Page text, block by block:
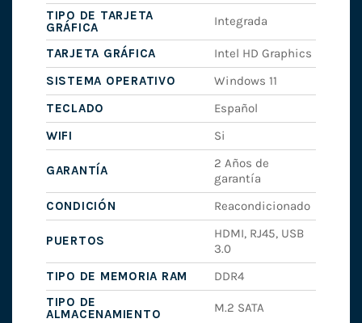
TIPO DE TARJETA
GRÁFICA
Integrada
TARJETA GRÁFICA
Intel HD Graphics
SISTEMA OPERATIVO
Windows 11
TECLADO
Español
WIFI
Si
GARANTÍA
2 Años de
garantía
CONDICIÓN
Reacondicionado
PUERTOS
HDMI, RJ45, USB
3.0
TIPO DE MEMORIA RAM
DDR4
TIPO DE
ALMACENAMIENTO
M.2 SATA